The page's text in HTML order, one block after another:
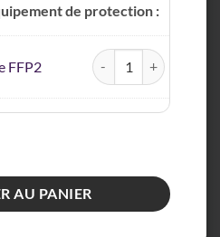
de protection :
FFP2
quantité de Masque
(Désinfectant / Stérilisant) 25g
AU PANIER